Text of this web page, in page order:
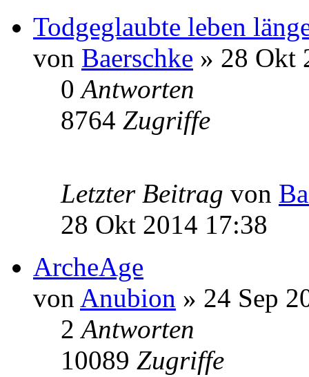
Todgeglaubte leben
von Baerschke » 28 Okt
0Antworten
8764 Zugriffe
Letzter Beitrag von
28 Okt 2014 17:38
ArcheAge
von Anubion » 24 Sep
2Antworten
10089 Zugriffe